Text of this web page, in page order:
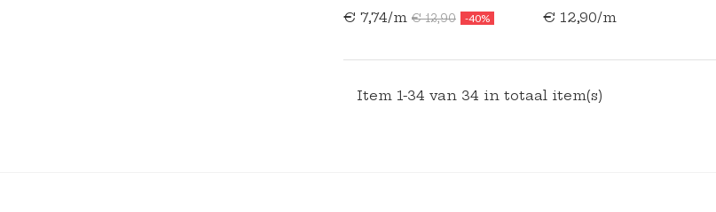
WIT...
€ 7,74/m € 12,90 -40%
WIT...
€ 12,90/m
Item 1-34 van 34 in totaal item(s)